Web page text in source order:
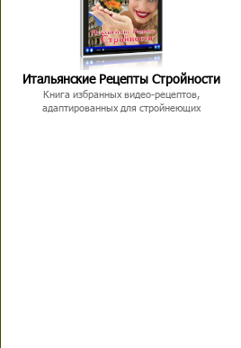
Итальянские Рецепты Стройности
Книга избранных видео-рецептов,
адаптированных для стройнеющих